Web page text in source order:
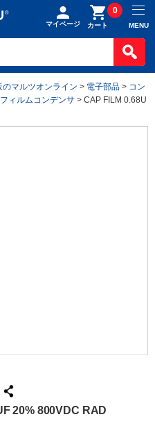
マイページ カート
0
MENU
マルツオンライン > 電子部品 > コン
フィルムコンデンサ > CAP FILM 0.68U
20% 800VDC RAD